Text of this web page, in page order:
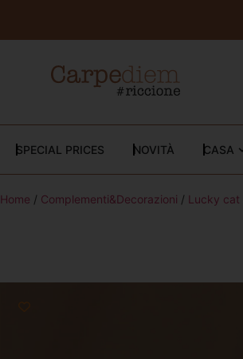
SPECIAL PRICES NOVITÀ CASA
Home / Complementi&Decorazioni / Lucky cat